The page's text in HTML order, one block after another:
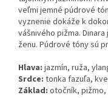
veľmi jemné púdrové
vyznenie dokáže k
vášnivého pižma.
ženu. Púdrové tóny sú
Hlava: jazmín, ruža,
Srdce: tonka fazuľa,
Základ: otočník, pižmo,